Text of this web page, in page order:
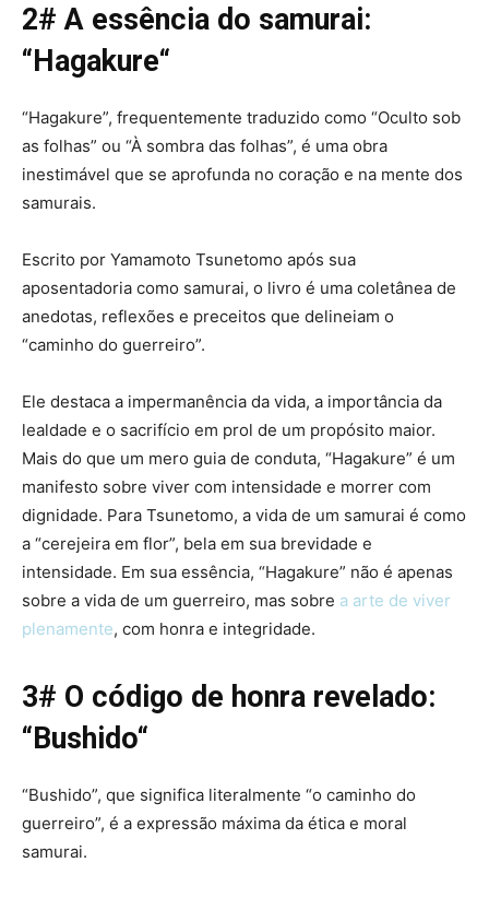
2# A essência do samurai:
“Hagakure“
“Hagakure”, frequentemente traduzido como “Oculto sob
as folhas” ou “À sombra das folhas”, é uma obra
inestimável que se aprofunda no coração e na mente dos
samurais.
Escrito por Yamamoto Tsunetomo após sua
aposentadoria como samurai, o livro é uma coletânea de
anedotas, reflexões e preceitos que delineiam o
“caminho do guerreiro”.
Ele destaca a impermanência da vida, a importância da
lealdade e o sacrifício em prol de um propósito maior.
Mais do que um mero guia de conduta, “Hagakure” é um
manifesto sobre viver com intensidade e morrer com
dignidade. Para Tsunetomo, a vida de um samurai é como
a “cerejeira em flor”, bela em sua brevidade e
intensidade. Em sua essência, “Hagakure” não é apenas
sobre a vida de um guerreiro, mas sobre a arte de viver
plenamente, com honra e integridade.
3# O código de honra revelado:
“Bushido“
“Bushido”, que significa literalmente “o caminho do
guerreiro”, é a expressão máxima da ética e moral
samurai.